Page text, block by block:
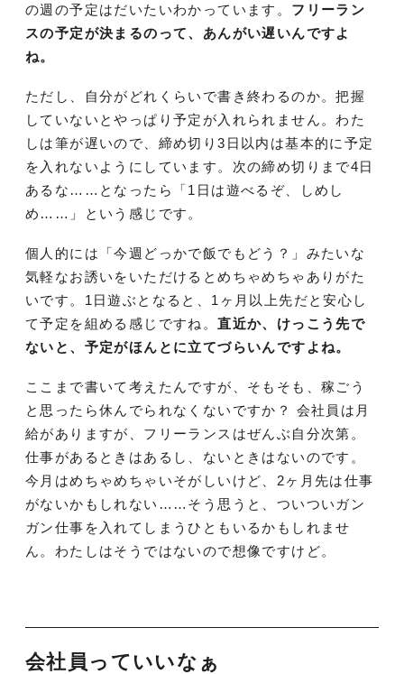
の週の予定はだいたいわかっています。 フリーラン
スの予定が決まるのって、あんがい遅いんですよ
ね。
ただし、自分がどれくらいで書き終わるのか。把握
していないとやっぱり予定が入れられません。わた
しは筆が遅いので、締め切り3日以内は基本的に予定
を入れないようにしています。次の締め切りまで4日
あるな……となったら「1日は遊べるぞ、しめし
め……」という感じです。
個人的には「今週どっかで飯でもどう？」みたいな
気軽なお誘いをいただけるとめちゃめちゃありがた
いです。1日遊ぶとなると、1ヶ月以上先だと安心し
て予定を組める感じですね。直近か、けっこう先で
ないと、予定がほんとに立てづらいんですよね。
ここまで書いて考えたんですが、そもそも、稼ごう
と思ったら休んでられなくないですか？ 会社員は月
給がありますが、フリーランスはぜんぶ自分次第。
仕事があるときはあるし、ないときはないのです。
今月はめちゃめちゃいそがしいけど、2ヶ月先は仕事
がないかもしれない……そう思うと、ついついガン
ガン仕事を入れてしまうひともいるかもしれませ
ん。わたしはそうではないので想像ですけど。
会社員っていいなぁ